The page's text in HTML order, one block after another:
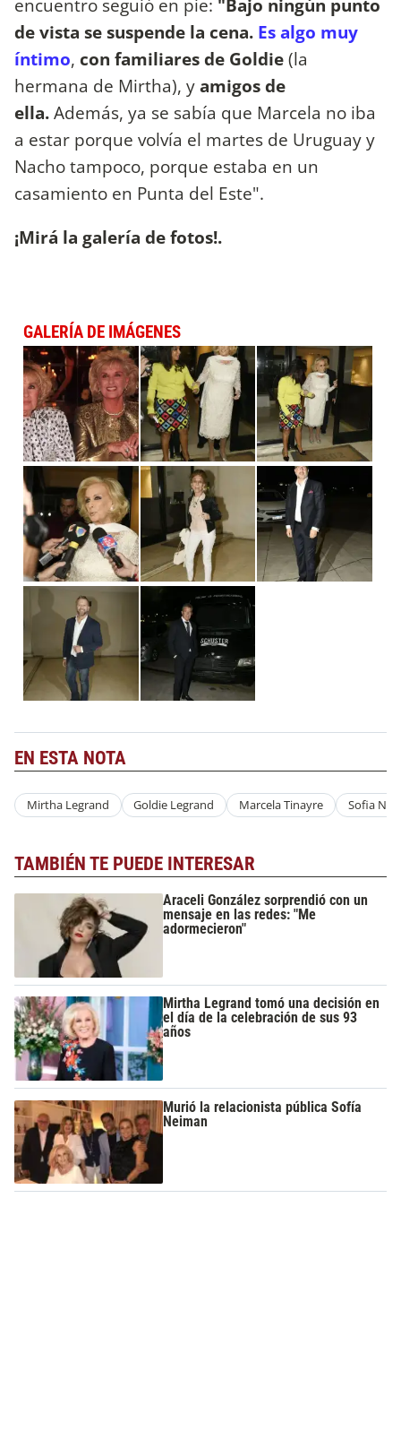
encuentro seguió en pie: "Bajo ningún punto
de vista se suspende la cena. Es algo muy
íntimo, con familiares de Goldie(la
hermana de Mirtha), yamigos de
ella.Además, ya se sabía que Marcela no iba
a estar porque volvía el martes de Uruguay y
Nacho tampoco, porque estaba en un
casamiento en Punta del Este".
¡Mirá la galería de fotos!.
GALERÍA DE IMÁGENES
EN ESTA NOTA
Mirtha Legrand Goldie Legrand Marcela Tinayre Sofia
TAMBIÉN TE PUEDE INTERESAR
Araceli González sorprendió con un
mensaje en las redes: "Me
adormecieron"
Mirtha Legrand tomó una decisión en
el día de la celebración de sus 93
años
Murió la relacionista pública Sofía
Neiman